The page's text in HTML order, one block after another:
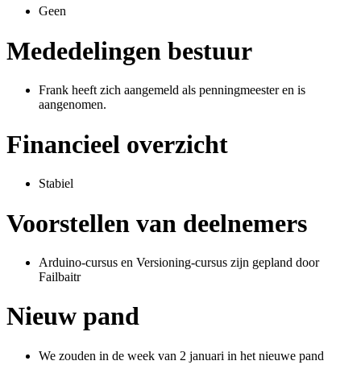
Geen
Mededelingen bestuur
Frank heeft zich aangemeld als penningmeester en is
aangenomen.
Financieel overzicht
Stabiel
Voorstellen van deelnemers
Arduino-cursus en Versioning-cursus zijn gepland door
Failbaitr
Nieuw pand
We zouden in de week van 2 januari in het nieuwe pand